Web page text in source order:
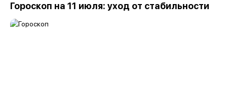
Гороскоп на 11 июля: уход от стабильности